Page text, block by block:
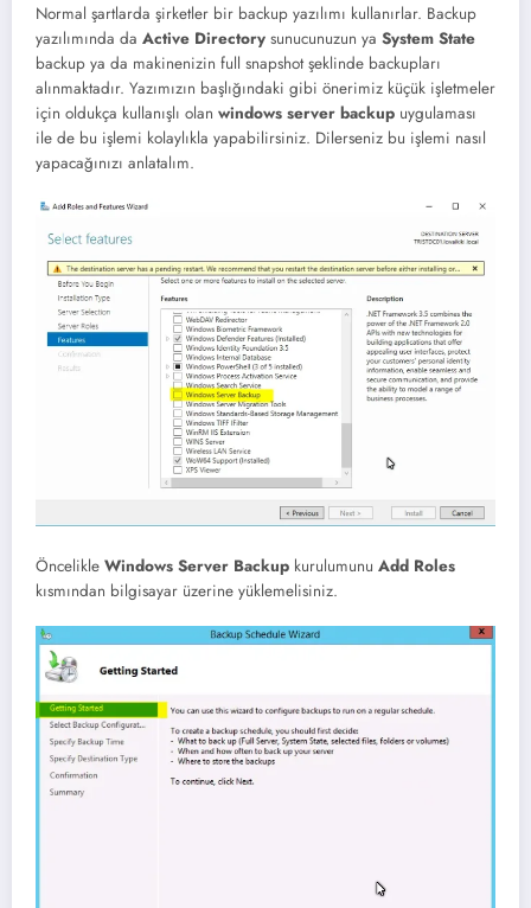
Normal şartlarda şirketler bir backup yazılımı kullanırlar. Backup
yazılımında da Active Directory sunucunuzun ya System State
backup ya da makinenizin full snapshot şeklinde backupları
alınmaktadır. Yazımızın başlığındaki gibi önerimiz küçük işletmeler
için oldukça kullanışlı olan windows server backup uygulaması
ile de bu işlemi kolaylıkla yapabilirsiniz. Dilerseniz bu işlemi nasıl
yapacağınızı anlatalım.
Öncelikle Windows Server Backup kurulumunu Add Roles
kısmından bilgisayar üzerine yüklemelisiniz.